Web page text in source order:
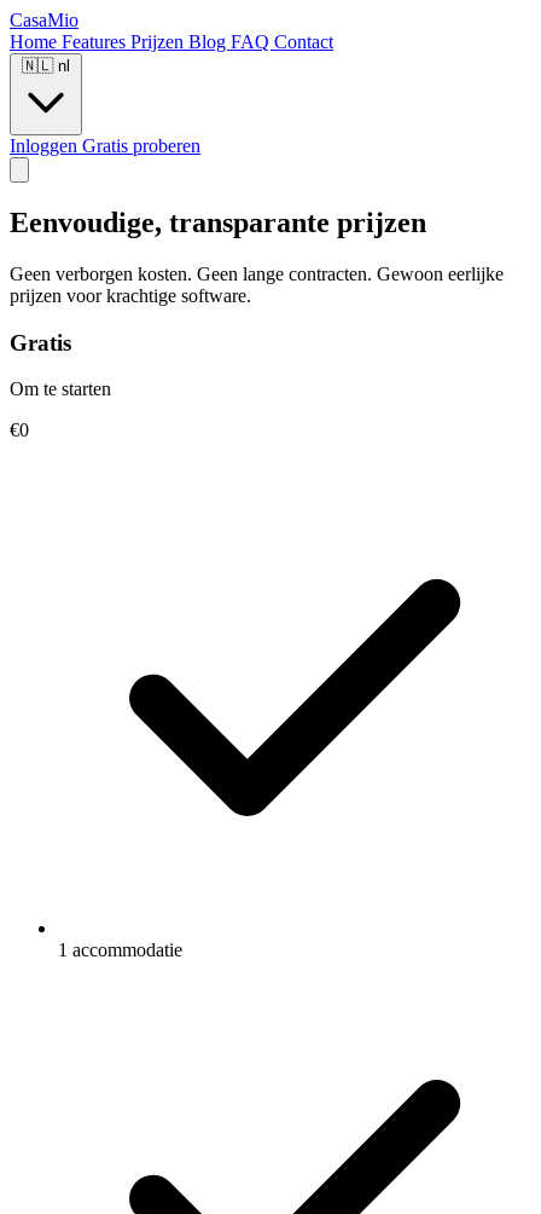
CasaMio
Home Features Prijzen Blog FAQ Contact
🇳🇱 nl
Inloggen Gratis proberen
Eenvoudige, transparante prijzen
Geen verborgen kosten. Geen lange contracten. Gewoon eerlijke
prijzen voor krachtige software.
Gratis
Om te starten
€0
1 accommodatie